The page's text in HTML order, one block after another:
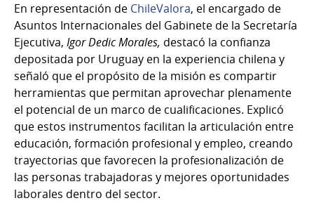
En representación de ChileValora, el encargado de
Asuntos Internacionales del Gabinete de la Secretaría
Ejecutiva, Igor Dedic Morales, destacó la confianza
depositada por Uruguay en la experiencia chilena y
señaló que el propósito de la misión es compartir
herramientas que permitan aprovechar plenamente
el potencial de un marco de cualificaciones. Explicó
que estos instrumentos facilitan la articulación entre
educación, formación profesional y empleo, creando
trayectorias que favorecen la profesionalización de
las personas trabajadoras y mejores oportunidades
laborales dentro del sector.